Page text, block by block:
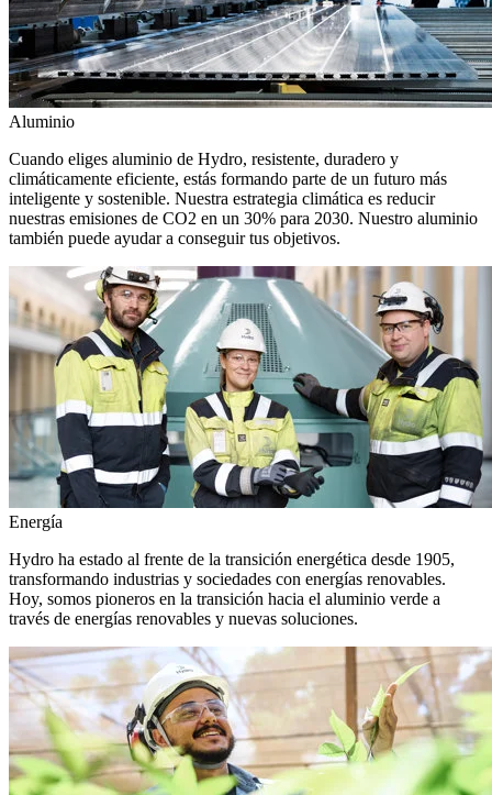
Aluminio
Cuando eliges aluminio de Hydro, resistente, duradero y
climáticamente eficiente, estás formando parte de un futuro más
inteligente y sostenible. Nuestra estrategia climática es reducir
nuestras emisiones de CO2 en un 30% para 2030. Nuestro aluminio
también puede ayudar a conseguir tus objetivos.
Energía
Hydro ha estado al frente de la transición energética desde 1905,
transformando industrias y sociedades con energías renovables.
Hoy, somos pioneros en la transición hacia el aluminio verde a
través de energías renovables y nuevas soluciones.